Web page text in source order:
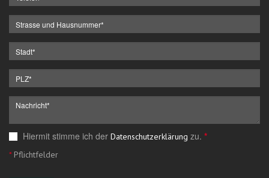
Hiermit stimme ich der Datenschutzerklärung zu. *
*Pflichtfelder